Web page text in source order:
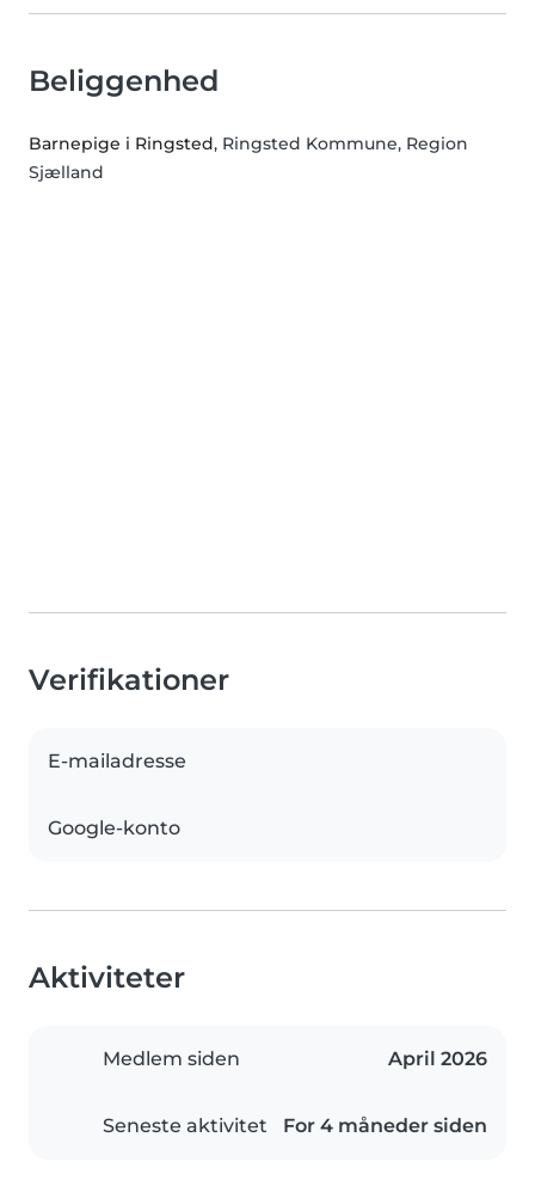
Beliggenhed
Barnepige i Ringsted, Ringsted Kommune, Region
Sjælland
Verifikationer
E-mailadresse
Google-konto
Aktiviteter
Medlem siden April 2026
Seneste aktivitet For 4 måneder siden